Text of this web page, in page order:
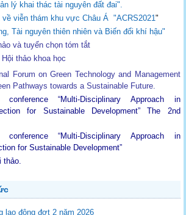
lý khai thác tài nguyên đất đai".
về viễn thám khu vực Châu Á "ACRS2021"
Tài nguyên thiên nhiên và Biến đổi khí hậu"
và tuyển chọn tóm tắt
thảo khoa học
Forum on Green Technology and Management
Pathways towards a Sustainable Future.
conference “Multi-Disciplinary Approach in
for Sustainable Development”The 2nd
conference “Multi-Disciplinary Approach in
for Sustainable Development”
thảo.
lao động đợt 2 năm 2026